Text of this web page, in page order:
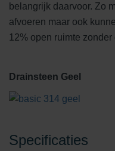
belangrijk daarvoor. Zo
afvoeren maar ook
12% open ruimte
Drainsteen Geel
Specificaties